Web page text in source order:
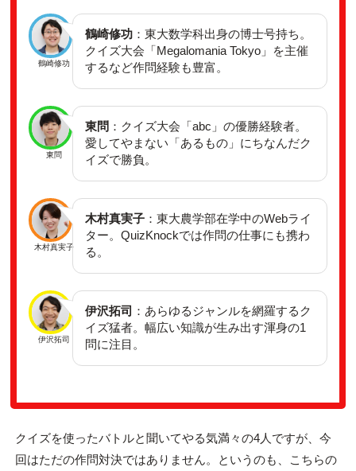
鶴崎修功
鶴崎修功 ：東大数学科出身の博士号持ち。
クイズ大会「Megalomania Tokyo」を主催
するなど作問経験も豊富。
東問
東問 ： クイズ大会「abc」の優勝経験者。
愛してやまない「あるもの」にちなんだク
イズで勝負。
木村真実子
木村真実子 ：東大農学部在学中のWebライ
ター。QuizKnockでは作問の仕事にも携わ
る。
伊沢拓司
伊沢拓司 ：あらゆるジャンルを網羅するク
イズ猛者。幅広い知識が生み出す渾身の1
問に注目。
クイズを使ったバトルと聞いてやる気満々の4人ですが、今
回はただの作問対決ではありません。というのも、こちらの